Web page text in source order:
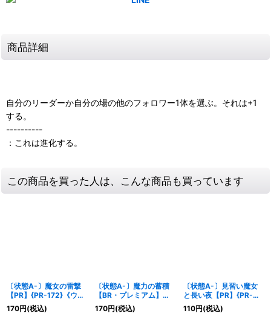
商品詳細
自分のリーダーか自分の場の他のフォロワー1体を選ぶ。それは+1
する。
----------
：これは進化する。
この商品を買った人は、こんな商品も買っています
〔状態A-〕魔女の雷撃
【PR】{PR-172}《ウィ
ッチ》
170円(税込)
〔状態A-〕魔力の蓄積
【BR・プレミアム】
{BP01-P15}《ウィッ
チ》
170円(税込)
〔状態A-〕見習い魔女
と長い夜【PR】{PR-
035}《ウィッチ》
110円(税込)